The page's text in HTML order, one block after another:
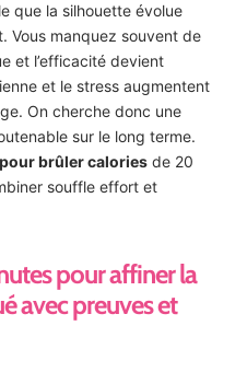
que la silhouette évolue
Vous manquez souvent de
et l’efficacité devient
et le stress augmentent
On cherche donc une
sur le long terme.
brûler calories de 20
souffle effort et
pour affiner la
avec preuves et